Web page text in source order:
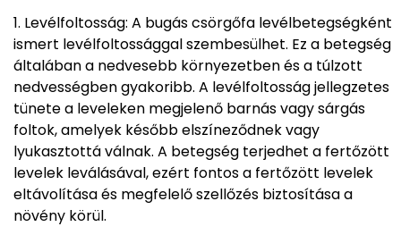
Levélfoltosság: A bugás csörgőfa levélbetegségként
ismert levélfoltossággal szembesülhet. Ez a betegség
általában a nedvesebb környezetben és a túlzott
nedvességben gyakoribb. A levélfoltosság jellegzetes
tünete a leveleken megjelenő barnás vagy sárgás
foltok, amelyek később elszíneződnek vagy
lyukasztottá válnak. A betegség terjedhet a fertőzött
levelek leválásával, ezért fontos a fertőzött levelek
eltávolítása és megfelelő szellőzés biztosítása a
növény körül.